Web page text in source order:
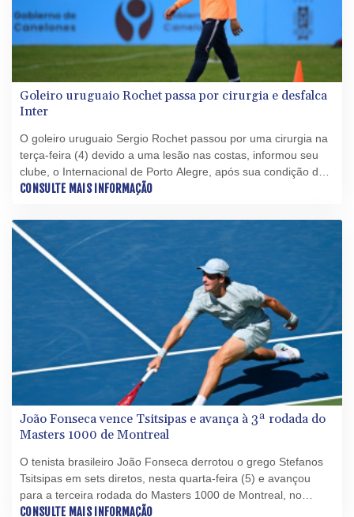
Goleiro uruguaio Rochet passa por cirurgia e desfalca
Inter
O goleiro uruguaio Sergio Rochet passou por uma cirurgia na
terça-feira (4) devido a uma lesão nas costas, informou seu
clube, o Internacional de Porto Alegre, após sua condição de
reserva na seleção uruguaia durante a Copa do Mundo de
CONSULTE MAIS INFORMAÇÃO
João Fonseca vence Tsitsipas e avança à 3ª rodada do
Masters 1000 de Montreal
O tenista brasileiro João Fonseca derrotou o grego Stefanos
Tsitsipas em sets diretos, nesta quarta-feira (5) e avançou
para a terceira rodada do Masters 1000 de Montreal, no
Canadá.
CONSULTE MAIS INFORMAÇÃO